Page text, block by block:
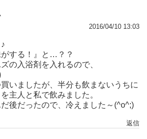
2016/04/10 13:03
する！』と…？？
の入浴剤を入れるので、
いましたが、半分も飲まないうちに
主人と私で飲みました。
後だったので、冷えました～(^o^;)
返信